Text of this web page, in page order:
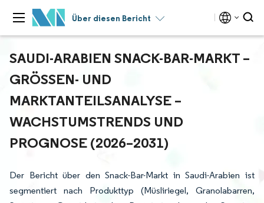
Über diesen Bericht
SAUDI-ARABIEN SNACK-BAR-MARKT –
GRÖSSEN- UND M
ARKTANTEILSANALYSE – W
ACHSTUMSTRENDS UND P
ROGNOSE (2026–2031)
Der Bericht über den Snack-Bar-Markt in Saudi-Arabien ist
segmentiert nach Produkttyp (Müsliriegel, Granolabarren,